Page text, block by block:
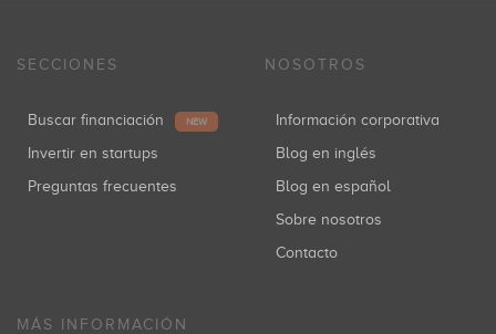
SECCIONES
Buscar financiación NEW
Invertir en startups
Preguntas frecuentes
NOSOTROS
Información corporativa
Blog en inglés
Blog en español
Sobre nosotros
Contacto
MÁS INFORMACIÓN